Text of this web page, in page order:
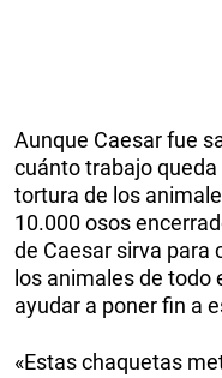
Aunque Caesar fue
cuánto trabajo
tortura de los
10.000 osos
de Caesar sirva para
los animales de todo
ayudar a poner fin a
«Estas chaquetas